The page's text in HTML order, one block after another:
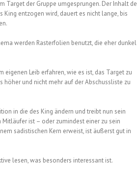
Target der Gruppe umgesprungen. Der Inhalt
King entzogen wird, dauert es nicht lange, bis
werden Rasterfolien benutzt, die eher dunkel
Leib erfahren, wie es ist, das Target zu
höher und nicht mehr auf der Abschussliste zu
in die des King ändern und treibt nun sein
ist – oder zumindest einer zu sein
sadistischen Kern erweist, ist äußerst gut in
lesen, was besonders interessant ist.